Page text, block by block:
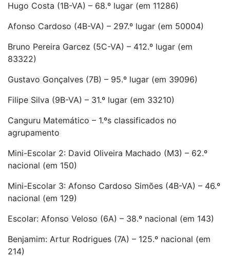
Hugo Costa (1B-VA) – 68.º lugar (em 11286)
Afonso Cardoso (4B-VA) – 297.º lugar (em 50004)
Bruno Pereira Garcez (5C-VA) – 412.º lugar (em
83322)
Gustavo Gonçalves (7B) – 95.º lugar (em 39096)
Filipe Silva (9B-VA) – 31.º lugar (em 33210)
Canguru Matemático – 1.ºs classificados no
agrupamento
Mini-Escolar 2: David Oliveira Machado (M3) – 62.º
nacional (em 150)
Mini-Escolar 3: Afonso Cardoso Simões (4B-VA) – 46.º
nacional (em 129)
Escolar: Afonso Veloso (6A) – 38.º nacional (em 143)
Benjamim: Artur Rodrigues (7A) – 125.º nacional (em
214)